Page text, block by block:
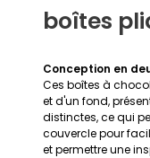
boîtes
Conception en
Ces boîtes à
et d'un fond,
distinctes, ce qui
couvercle pour
et permettre une